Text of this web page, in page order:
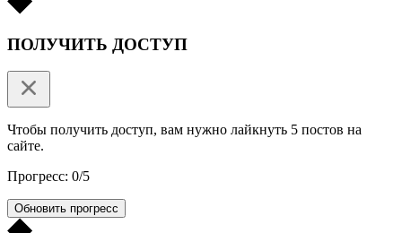
ПОЛУЧИТЬ ДОСТУП
Чтобы получить доступ, вам нужно лайкнуть 5 постов на
сайте.
Прогресс: 0/5
Обновить прогресс